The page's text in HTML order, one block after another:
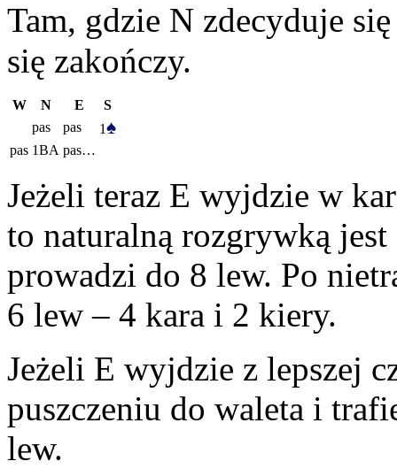
Tam, gdzie N zdecyduje
się zakończy.
W N E
S
pas
pas 1♠
pas 1BA pas…
Jeżeli teraz E wyjdzie w
to naturalną rozgrywką
prowadzi do 8 lew. Po
6 lew – 4 kara i 2 kiery.
Jeżeli E wyjdzie z lepszej
puszczeniu do waleta i
lew.